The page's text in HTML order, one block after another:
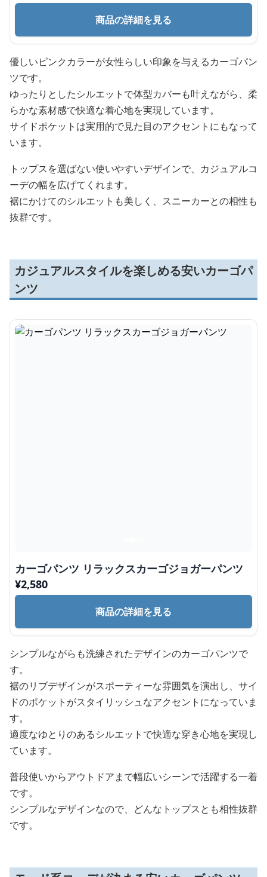
商品の詳細を見る
優しいピンクカラーが女性らしい印象を与えるカーゴパン
ツです。
ゆったりとしたシルエットで体型カバーも叶えながら、柔
らかな素材感で快適な着心地を実現しています。
サイドポケットは実用的で見た目のアクセントにもなって
います。
トップスを選ばない使いやすいデザインで、カジュアルコ
ーデの幅を広げてくれます。
裾にかけてのシルエットも美しく、スニーカーとの相性も
抜群です。
カジュアルスタイルを楽しめる安いカーゴパ
ンツ
カーゴパンツ リラックスカーゴジョガーパンツ
¥2,580
商品の詳細を見る
シンプルながらも洗練されたデザインのカーゴパンツで
す。
裾のリブデザインがスポーティーな雰囲気を演出し、サイ
ドのポケットがスタイリッシュなアクセントになっていま
す。
適度なゆとりのあるシルエットで快適な穿き心地を実現し
ています。
普段使いからアウトドアまで幅広いシーンで活躍する一着
です。
シンプルなデザインなので、どんなトップスとも相性抜群
です。